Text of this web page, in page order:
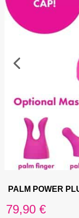
PALM POWER
79,90 €